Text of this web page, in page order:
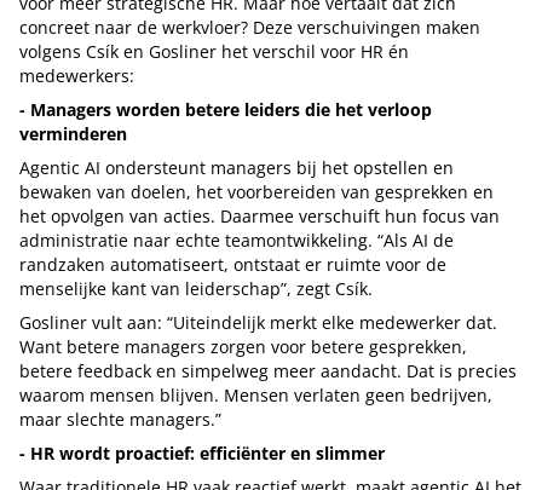
concreet naar de werkvloer? Deze verschuivingen maken
volgens Csík en Gosliner het verschil voor HR én
medewerkers:
- Managers worden betere leiders die het verloop
verminderen
Agentic AI ondersteunt managers bij het opstellen en
bewaken van doelen, het voorbereiden van gesprekken en
het opvolgen van acties. Daarmee verschuift hun focus van
administratie naar echte teamontwikkeling. “Als AI de
randzaken automatiseert, ontstaat er ruimte voor de
menselijke kant van leiderschap”, zegt Csík.
Gosliner vult aan: “Uiteindelijk merkt elke medewerker dat.
Want betere managers zorgen voor betere gesprekken,
betere feedback en simpelweg meer aandacht. Dat is precies
waarom mensen blijven. Mensen verlaten geen bedrijven,
maar slechte managers.”
- HR wordt proactief: efficiënter en slimmer